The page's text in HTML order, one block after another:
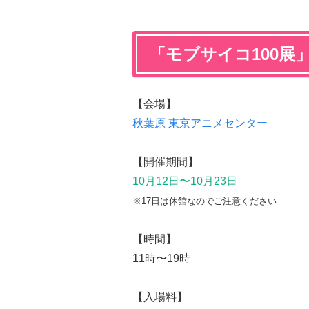
「モブサイコ100展
【会場】
秋葉原 東京アニメセンター
【開催期間】
10月12日〜10月23日
※17日は休館なのでご注意ください
【時間】
11時〜19時
【入場料】